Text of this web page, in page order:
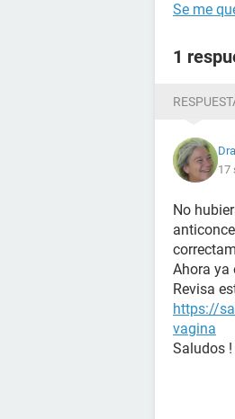
Se me
1
17
No
Ahora ya
Revisa
https://
vagina
Saludos !